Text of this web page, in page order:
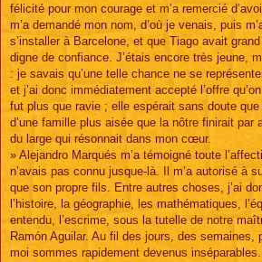
félicité pour mon courage et m’a remercié
m’a demandé mon nom, d’où je venais, puis
s’installer à Barcelone, et que Tiago avait
digne de confiance. J’étais encore très jeune,
: je savais qu’une telle chance ne se
et j’ai donc immédiatement accepté l’offre
fut plus que ravie ; elle espérait sans doute
d’une famille plus aisée que la nôtre finirait par
du large qui résonnait dans mon cœur.
» Alejandro Marqués m’a témoigné toute
n’avais pas connu jusque-là. Il m’a autorisé à
que son propre fils. Entre autres choses, j’ai
l’histoire, la géographie, les mathématiques,
entendu, l’escrime, sous la tutelle de notre
Ramón Aguilar. Au fil des jours, des semaines,
moi sommes rapidement devenus